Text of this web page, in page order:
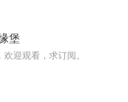
堡
迎观看，求订阅。